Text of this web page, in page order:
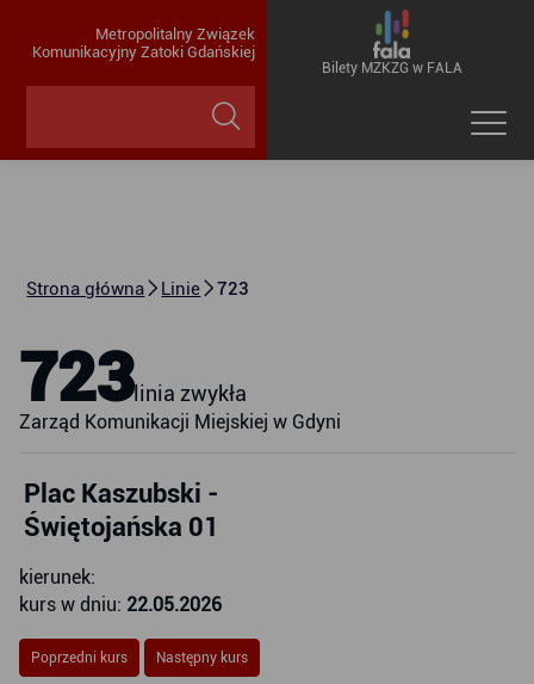
Metropolitalny Związek
Komunikacyjny Zatoki Gdańskiej
Bilety MZKZG w FALA
Strona główna Linie 723
723linia zwykła
Zarząd Komunikacji Miejskiej w Gdyni
Plac Kaszubski -
Świętojańska 01
kierunek:
kurs w dniu: 22.05.2026
Poprzedni kurs Następny kurs